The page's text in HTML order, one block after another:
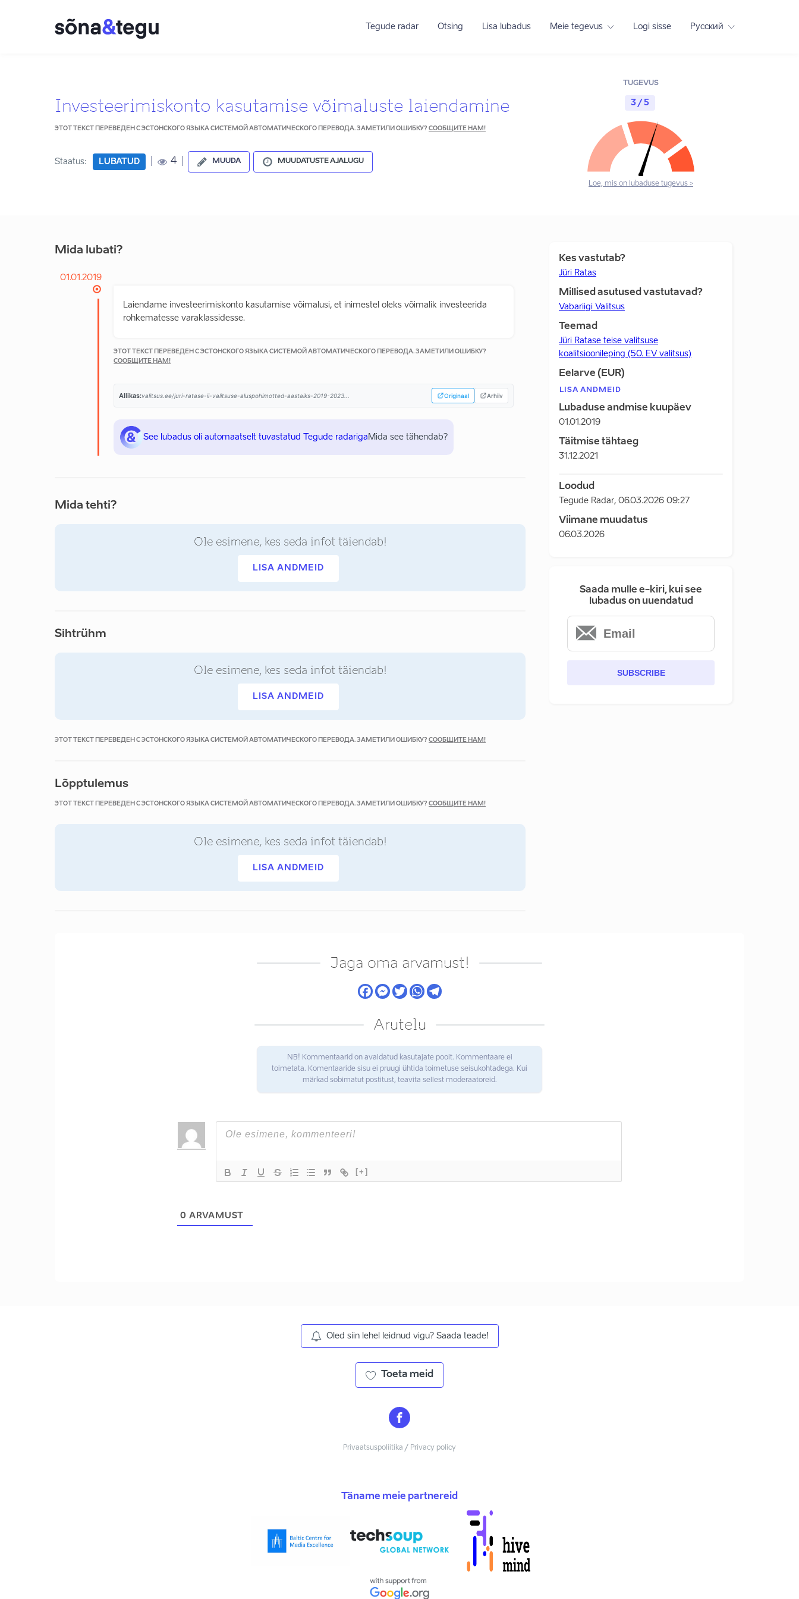
Tegude radar Otsing Lisa lubadus Meie tegevus Logi sisse Русский
Investeerimiskonto kasutamise võimaluste laiendamine
ЭТОТ ТЕКСТ ПЕРЕВЕДЕН С ЭСТОНСКОГО ЯЗЫКА СИСТЕМОЙ АВТОМАТИЧЕСКОГО ПЕРЕВОДА. ЗАМЕТИЛИ ОШИБКУ? СООБЩИТЕ НАМ!
Staatus: LUBATUD 4 MUUDA MUUDATUSTE AJALUGU
TUGEVUS
3 / 5
Loe, mis on lubaduse tugevus >
Mida lubati?
01.01.2019
Laiendame investeerimiskonto kasutamise võimalusi, et inimestel oleks võimalik investeerida
rohkematesse varaklassidesse.
ЭТОТ ТЕКСТ ПЕРЕВЕДЕН С ЭСТОНСКОГО ЯЗЫКА СИСТЕМОЙ АВТОМАТИЧЕСКОГО ПЕРЕВОДА. ЗАМЕТИЛИ ОШИБКУ?
СООБЩИТЕ НАМ!
Allikas:valitsus.ee/juri-ratase-ii-valitsuse-aluspohimotted-aastaiks-2019-2023... Originaal Arhiiv
See lubadus oli automaatselt tuvastatud Tegude radariga Mida see tähendab?
Mida tehti?
Ole esimene, kes seda infot täiendab!
LISA ANDMEID
Sihtrühm
Ole esimene, kes seda infot täiendab!
LISA ANDMEID
ЭТОТ ТЕКСТ ПЕРЕВЕДЕН С ЭСТОНСКОГО ЯЗЫКА СИСТЕМОЙ АВТОМАТИЧЕСКОГО ПЕРЕВОДА. ЗАМЕТИЛИ ОШИБКУ? СООБЩИТЕ НАМ!
Lõpptulemus
ЭТОТ ТЕКСТ ПЕРЕВЕДЕН С ЭСТОНСКОГО ЯЗЫКА СИСТЕМОЙ АВТОМАТИЧЕСКОГО ПЕРЕВОДА. ЗАМЕТИЛИ ОШИБКУ? СООБЩИТЕ НАМ!
Ole esimene, kes seda infot täiendab!
LISA ANDMEID
Kes vastutab?
Jüri Ratas
Millised asutused vastutavad?
Vabariigi Valitsus
Teemad
Jüri Ratase teise valitsuse
koalitsioonileping (50. EV valitsus)
Eelarve (EUR)
LISA ANDMEID
Lubaduse andmise kuupäev
01.01.2019
Täitmise tähtaeg
31.12.2021
Loodud
Tegude Radar, 06.03.2026 09:27
Viimane muudatus
06.03.2026
Saada mulle e-kiri, kui see
lubadus on uuendatud
SUBSCRIBE
Jaga oma arvamust!
Arutelu
NB! Kommentaarid on avaldatud kasutajate poolt. Kommentaare ei
toimetata. Komentaaride sisu ei pruugi ühtida toimetuse seisukohtadega. Kui
märkad sobimatut postitust, teavita sellest moderaatoreid.
[+]
0 ARVAMUST
Oled siin lehel leidnud vigu? Saada teade!
Toeta meid
Privaatsuspoliitika / Privacy policy
Täname meie partnereid